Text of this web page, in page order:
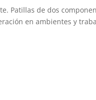
Patillas de dos
en ambientes y